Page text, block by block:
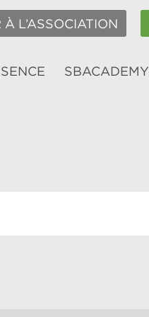
À L’ASSOCIATION
SBACADEMY